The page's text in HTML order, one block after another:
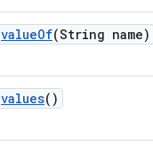
valueOf(String name)
values()